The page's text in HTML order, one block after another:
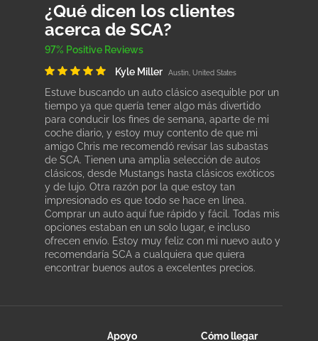
¿Qué dicen los clientes
acerca de SCA?
97% Positive Reviews
Kyle Miller
Austin, United States
Estuve buscando un auto clásico asequible por un
tiempo ya que quería tener algo más divertido
para conducir los fines de semana, aparte de mi
coche diario, y estoy muy contento de que mi
amigo Chris me recomendó revisar las subastas
de SCA. Tienen una amplia selección de autos
clásicos, desde Mustangs hasta clásicos exóticos
y de lujo. Otra razón por la que estoy tan
impresionado es que todo se hace en línea.
Comprar un auto aquí fue rápido y fácil. Todas mis
opciones estaban en un solo lugar, e incluso
ofrecen envío. Estoy muy feliz con mi nuevo auto y
recomendaría SCA a cualquiera que quiera
encontrar buenos autos a excelentes precios.
Apoyo Cómo llegar